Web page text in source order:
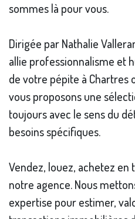
sommes là pour vous.
Dirigée par Nathalie
allie professionnalisme et
de votre pépite à Chartres
vous proposons une
toujours avec le sens du
besoins spécifiques.
Vendez, louez, achetez en
notre agence. Nous
expertise pour estimer,